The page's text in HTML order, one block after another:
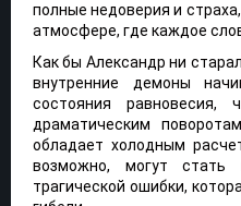
полные недоверия и
атмосфере, где каждое
Как бы Александр ни
внутренние демоны
состояния
драматическим
обладает холодным
возможно, могут стать
трагической ошибки,